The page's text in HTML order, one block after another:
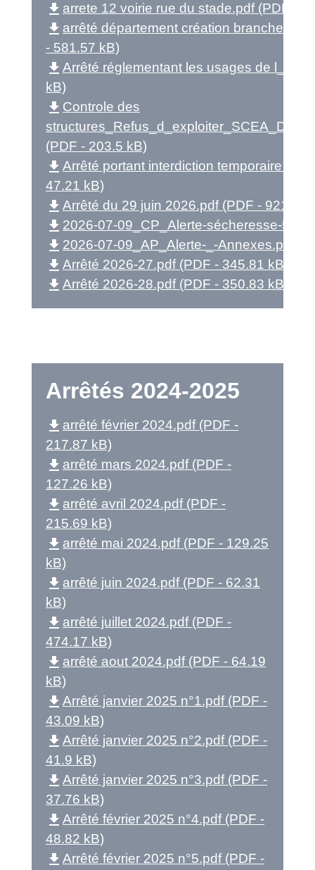
file_download arrete 12 voirie rue du stade.pdf (PDF -
file_download arrêté département création
- 581.57 kB)
file_download Arrêté réglementant les usages de l_eau
kB)
file_download Controle des
(PDF - 203.5 kB)
file_download Arrêté portant interdiction temporaire de
47.21 kB)
file_download Arrêté du 29 juin 2026.pdf (PDF - 921.79
file_download 2026-07-09_CP_Alerte-sécheresse-59-
file_download 2026-07-09_AP_Alerte-_-Annexes.pdf
file_download Arrêté 2026-27.pdf (PDF - 345.81 kB)
file_download Arrêté 2026-28.pdf (PDF - 350.83 kB)
Arrêtés 2024-2025
file_download arrêté février 2024.pdf (PDF -
217.87 kB)
file_download arrêté mars 2024.pdf (PDF -
127.26 kB)
file_download arrêté avril 2024.pdf (PDF -
215.69 kB)
file_download arrêté mai 2024.pdf (PDF - 129.25
kB)
file_download arrêté juin 2024.pdf (PDF - 62.31
kB)
file_download arrêté juillet 2024.pdf (PDF -
474.17 kB)
file_download arrêté aout 2024.pdf (PDF - 64.19
kB)
file_download Arrêté janvier 2025 n°1.pdf (PDF -
43.09 kB)
file_download Arrêté janvier 2025 n°2.pdf (PDF -
41.9 kB)
file_download Arrêté janvier 2025 n°3.pdf (PDF -
37.76 kB)
file_download Arrêté février 2025 n°4.pdf (PDF -
48.82 kB)
file_download Arrêté février 2025 n°5.pdf (PDF -